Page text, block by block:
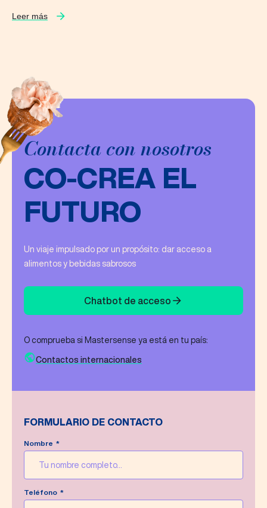
Leer más
Contacta con nosotros
CO-CREA EL
FUTURO
Un viaje impulsado por un propósito: dar acceso a
alimentos y bebidas sabrosos
Chatbot de acceso
O comprueba si Mastersense ya está en tu país:
Contactos internacionales
FORMULARIO DE CONTACTO
Nombre
Teléfono
Mensaje enviado ¡con éxito!
Haremos todo lo posible por responder a tu